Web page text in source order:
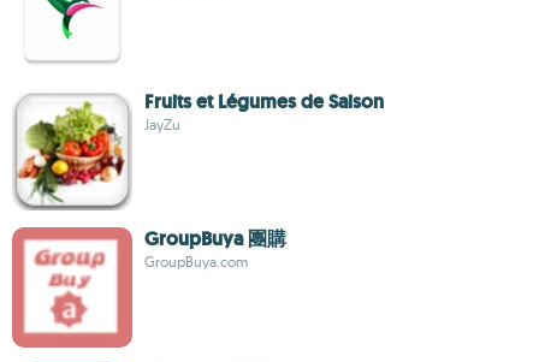
Fruits et Légumes de Saison
JayZu
GroupBuya 團購
GroupBuya.com